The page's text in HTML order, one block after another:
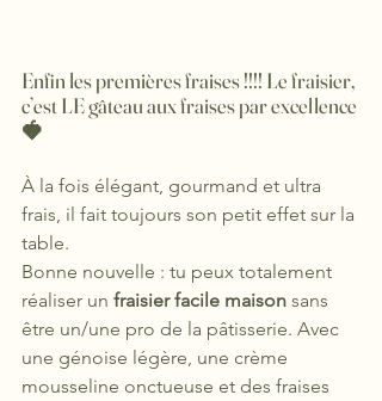
Enfin les premières fraises !!!! Le fraisier,
c’est LE gâteau aux fraises par excellence
🍓
À la fois élégant, gourmand et ultra
frais, il fait toujours son petit effet sur la
table.
Bonne nouvelle : tu peux totalement
réaliser un fraisier facile maison sans
être un/une pro de la pâtisserie. Avec
une génoise légère, une crème
mousseline onctueuse et des fraises